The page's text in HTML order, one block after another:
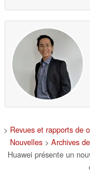
> Revues et rapports de
Nouvelles > Archives
Huawei présente un